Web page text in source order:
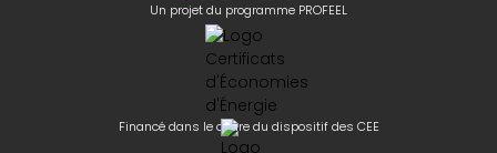
Un projet du programme PROFEEL
Financé dans le cadre du dispositif des CEE